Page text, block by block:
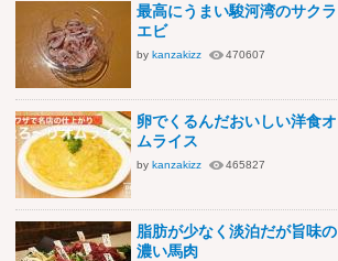
最高にうまい駿河湾のサクラ
エビ
by kanzakizz 470607
卵でくるんだおいしい洋食オ
ムライス
by kanzakizz 465827
脂肪が少なく淡泊だが旨味の
濃い馬肉